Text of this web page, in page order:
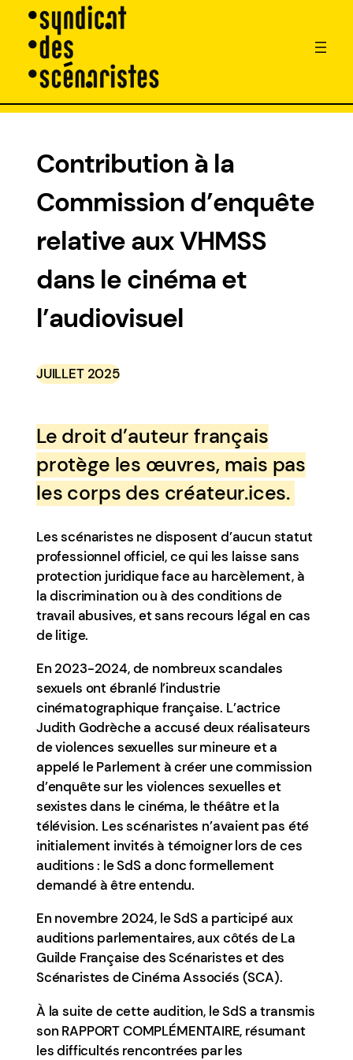
contenuContribution à la
Commission d’enquête
relative aux VHMSS
dans le cinéma et
l’audiovisuel
JUILLET 2025
Le droit d’auteur français
protège les œuvres, mais pas
les corps des créateur.ices.
Les scénaristes ne disposent d’aucun statut
professionnel officiel, ce qui les laisse sans
protection juridique face au harcèlement, à
la discrimination ou à des conditions de
travail abusives, et sans recours légal en cas
de litige.
En 2023-2024, de nombreux scandales
sexuels ont ébranlé l’industrie
cinématographique française. L’actrice
Judith Godrèche a accusé deux réalisateurs
de violences sexuelles sur mineure et a
appelé le Parlement à créer une commission
d’enquête sur les violences sexuelles et
sexistes dans le cinéma, le théâtre et la
télévision. Les scénaristes n’avaient pas été
initialement invités à témoigner lors de ces
auditions : le SdS a donc formellement
demandé à être entendu.
En novembre 2024, le SdS a participé aux
auditions parlementaires, aux côtés de La
Guilde Française des Scénaristes et des
Scénaristes de Cinéma Associés (SCA).
À la suite de cette audition, le SdS a transmis
son RAPPORT COMPLÉMENTAIRE, résumant
les difficultés rencontrées par les